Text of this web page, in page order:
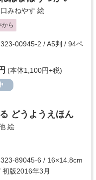
みねやす 絵
から
00945-2 / A5判 / 94ペ
(本体1,100円+税)
どうようえほん
絵
89045-6 / 16×14.8cm
版2016年3月